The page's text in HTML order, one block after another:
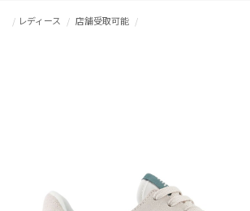
レディース 店舗受取可能